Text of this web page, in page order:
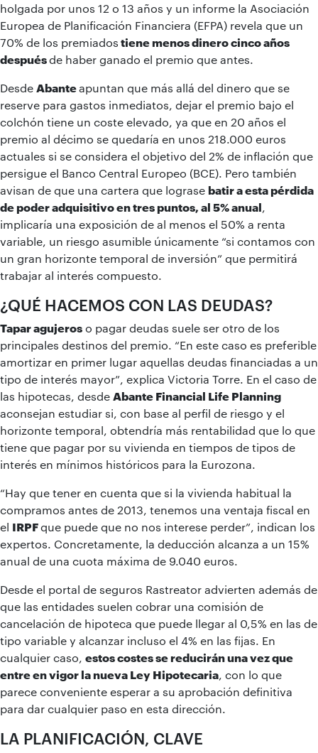
holgada por unos 12 o 13 años y un informe la Asociación
Europea de Planificación Financiera (EFPA) revela que un
70% de los premiados tiene menos dinero cinco años
despuésde haber ganado el premio que antes.
Desde Abanteapuntan que más allá del dinero que se
reserve para gastos inmediatos, dejar el premio bajo el
colchón tiene un coste elevado, ya que en 20 años el
premio al décimo se quedaría en unos 218.000 euros
actuales si se considera el objetivo del 2% de inflación que
persigue el Banco Central Europeo (BCE). Pero también
avisan de que una cartera que lograse batir a esta pérdida
de poder adquisitivo en tres puntos, al 5% anual
implicaría una exposición de al menos el 50% a renta
variable, un riesgo asumible únicamente “si contamos con
un gran horizonte temporal de inversión” que permitirá
trabajar al interés compuesto.
¿QUÉ HACEMOS CON LAS DEUDAS?
Tapar agujeros o pagar deudas suele ser otro de los
principales destinos del premio. “En este caso es preferible
amortizar en primer lugar aquellas deudas financiadas a un
tipo de interés mayor”, explica Victoria Torre. En el caso de
las hipotecas, desde Abante Financial Life Planning
aconsejan estudiar si, con base al perfil de riesgo y el
horizonte temporal, obtendría más rentabilidad que lo que
tiene que pagar por su vivienda en tiempos de tipos de
interés en mínimos históricos para la Eurozona.
“Hay que tener en cuenta que si la vivienda habitual la
compramos antes de 2013, tenemos una ventaja fiscal en
el IRPFque puede que no nos interese perder”, indican los
expertos. Concretamente, la deducción alcanza a un 15%
anual de una cuota máxima de 9.040 euros.
Desde el portal de seguros Rastreator advierten además de
que las entidades suelen cobrar una comisión de
cancelación de hipoteca que puede llegar al 0,5% en las de
tipo variable y alcanzar incluso el 4% en las fijas. En
cualquier caso, estos costes se reducirán una vez que
entre en vigor la nueva Ley Hipotecaria , con lo que
parece conveniente esperar a su aprobación definitiva
para dar cualquier paso en esta dirección.
LA PLANIFICACIÓN, CLAVE